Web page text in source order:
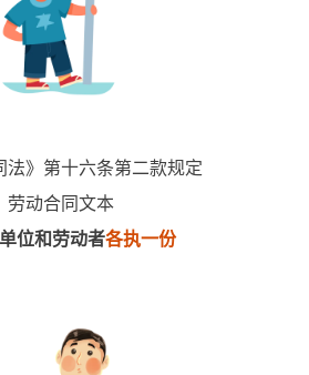
法》第十六条第二款规定
劳动合同文本
位和劳动者各执一份